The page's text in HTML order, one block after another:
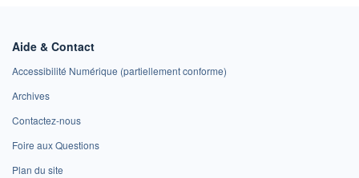
Aide & Contact
Accessibilité Numérique (partiellement conforme)
Archives
Contactez-nous
Foire aux Questions
Plan du site